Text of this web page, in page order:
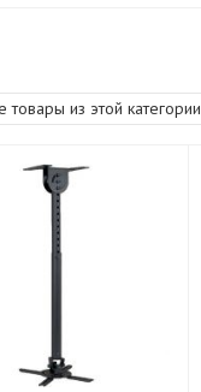
товары из этой категории